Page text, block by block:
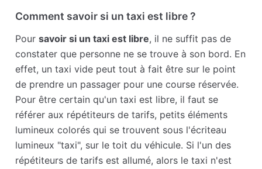
Comment savoir si un taxi est libre ?
Poursavoir si un taxi est libre, il ne suffit pas de
constater que personne ne se trouve à son bord. En
effet, un taxi vide peut tout à fait être sur le point
de prendre un passager pour une course réservée.
Pour être certain qu'un taxi est libre, il faut se
référer aux répétiteurs de tarifs, petits éléments
lumineux colorés qui se trouvent sous l'écriteau
lumineux "taxi", sur le toit du véhicule. Si l'un des
répétiteurs de tarifs est allumé, alors le taxi n'est